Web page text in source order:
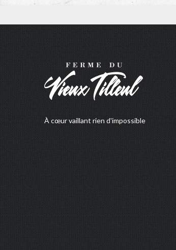
À cœur vaillant rien d'impossible